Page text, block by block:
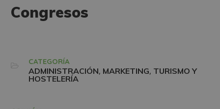
Congresos
CATEGORÍA
ADMINISTRACIÓN, MARKETING, TURISMO Y
HOSTELERÍA